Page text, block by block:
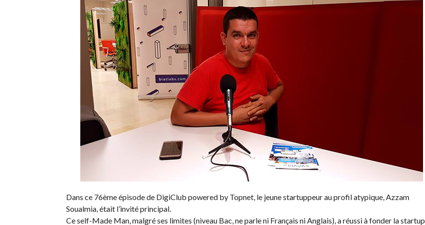
Dans ce 76ème épisode de DigiClub powered by Topnet, le jeune startuppeur au profil atypique, Azzam
Soualmia, était l’invité principal.
Ce self-Made Man, malgré ses limites (niveau Bac, ne parle ni Français ni Anglais), a réussi à fonder la startup